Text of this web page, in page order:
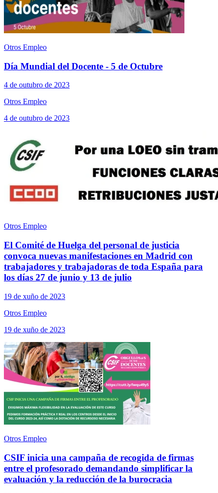
Otros Empleo
Día Mundial del Docente - 5 de Octubre
4 de outubro de 2023
Otros Empleo
4 de outubro de 2023
Otros Empleo
El Comité de Huelga del personal de justicia
convoca nuevas manifestaciones en Madrid con
trabajadores y trabajadoras de toda España para
los días 27 de junio y 13 de julio
19 de xuño de 2023
Otros Empleo
19 de xuño de 2023
Otros Empleo
CSIF inicia una campaña de recogida de firmas
entre el profesorado demandando simplificar la
evaluación y la reducción de la burocracia